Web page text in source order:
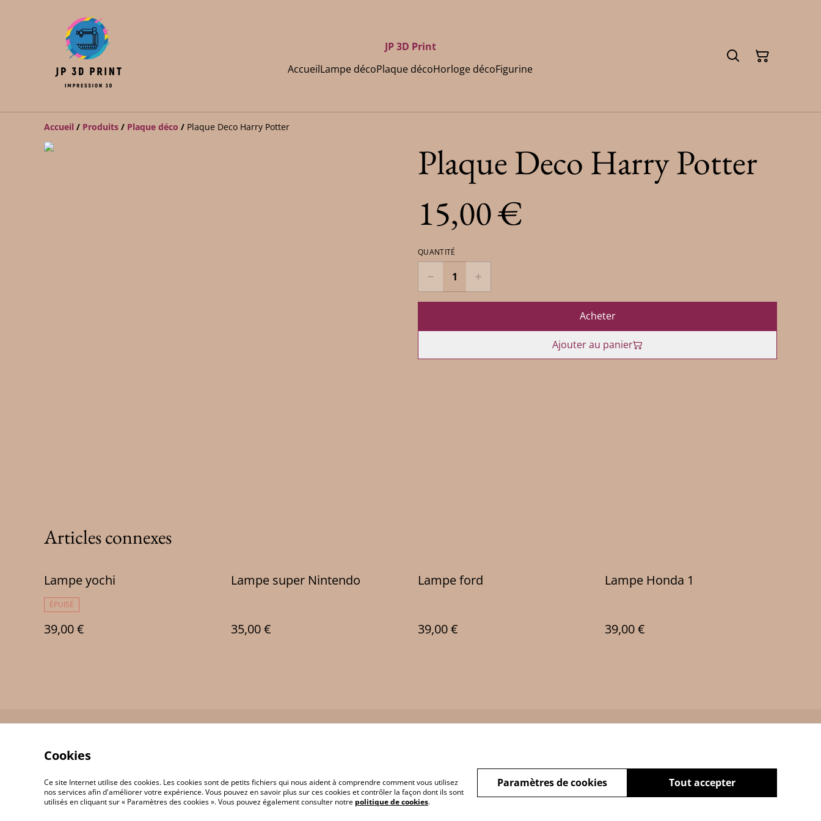
JP 3D Print
AccueilLampe décoPlaque décoHorloge décoFigurine
Accueil / Produits / Plaque déco / Plaque Deco Harry Potter
Plaque Deco Harry Potter
15,00 €
QUANTITÉ
Acheter
Ajouter au panier
Articles connexes
Lampe yochi
ÉPUISÉ
39,00 €
Lampe super Nintendo
35,00 €
Lampe ford
39,00 €
Lampe Honda 1
39,00 €
©2026 JP 3D Print
Cookies
Ce site Internet utilise des cookies. Les cookies sont de petits fichiers qui nous aident à comprendre comment vous utilisez
nos services afin d'améliorer votre expérience. Vous pouvez en savoir plus sur ces cookies et contrôler la façon dont ils sont
utilisés en cliquant sur « Paramètres des cookies ». Vous pouvez également consulter notre politique de cookies.
Tout accepter
Paramètres de cookies